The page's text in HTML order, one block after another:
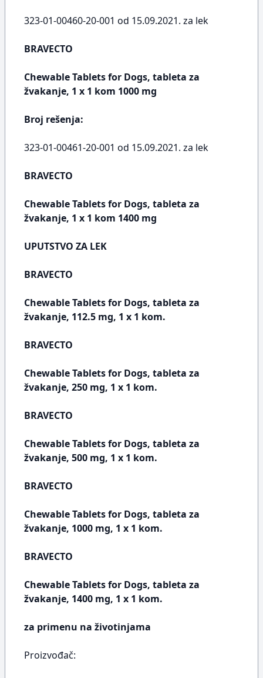
323-01-00460-20-001 od 15.09.2021. za lek
BRAVECTO
Chewable Tablets for Dogs, tableta za
žvakanje, 1 x 1 kom 1000 mg
Broj rešenja:
323-01-00461-20-001 od 15.09.2021. za lek
BRAVECTO
Chewable Tablets for Dogs, tableta za
žvakanje, 1 x 1 kom 1400 mg
UPUTSTVO ZA LEK
BRAVECTO
Chewable Tablets for Dogs, tableta za
žvakanje, 112.5 mg, 1 x 1 kom.
BRAVECTO
Chewable Tablets for Dogs, tableta za
žvakanje, 250 mg, 1 x 1 kom.
BRAVECTO
Chewable Tablets for Dogs, tableta za
žvakanje, 500 mg, 1 x 1 kom.
BRAVECTO
Chewable Tablets for Dogs, tableta za
žvakanje, 1000 mg, 1 x 1 kom.
BRAVECTO
Chewable Tablets for Dogs, tableta za
žvakanje, 1400 mg, 1 x 1 kom.
za primenu na životinjama
Proizvođač: